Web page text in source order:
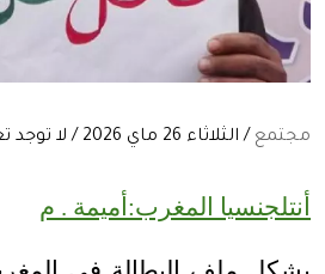
مجتمع / الثلاثاء 26 ماي 2026 / لا توجد تعليقات:
أنتلجنسيا المغرب:أميمة . م